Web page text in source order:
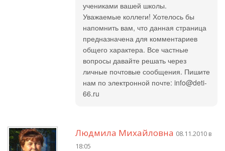
учениками вашей школы.
Уважаемые коллеги! Хотелось бы
напомнить вам, что данная страница
предназначена для комментариев
общего характера. Все частные
вопросы давайте решать через
личные почтовые сообщения. Пишите
нам по электронной почте: info@deti-
66.ru
Людмила Михайловна 08.11.2010 в
18:05